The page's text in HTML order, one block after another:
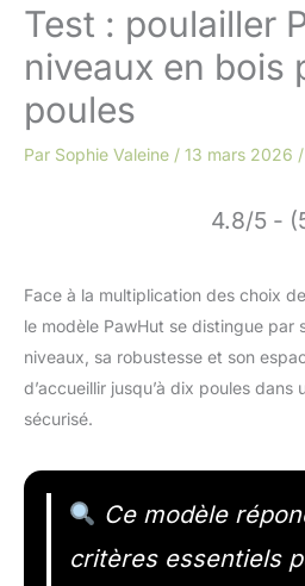
Test : poulailler
niveaux en bois
poules
Par Sophie Valeine / 13 mars 2026 /
4.8/5 -
Face à la multiplication des choix
le modèle PawHut se distingue par
niveaux, sa robustesse et son
d’accueillir jusqu’à dix poules
sécurisé.
Ce modèle
critères essentiels